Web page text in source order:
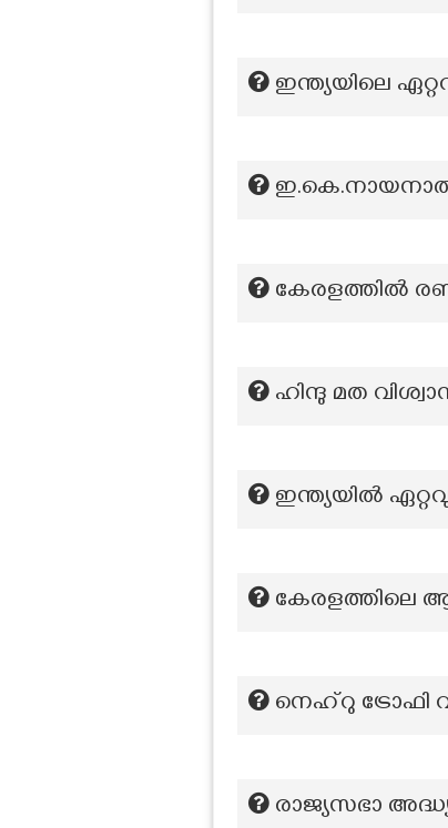
ഇന്ത്യയിലെ
കേരളത്തിൽ
ഹിന്ദു മത
ഇന്ത്യയിൽ
കേരളത്തിലെ
നെഹ്‌റു ട്രോഫി
രാജ്യസഭാ